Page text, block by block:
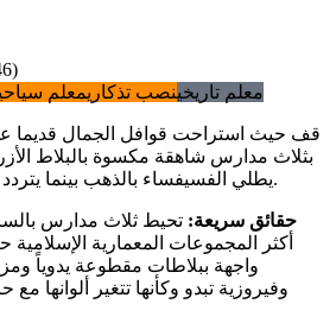
معلم تاريخينصب تذكاريمعلم
قف حيث استراحت قوافل الجمال قديما
بثلاث مدارس شاهقة مكسوة بالبلاط
يطلي الفسيفساء بالذهب بينما يتردد أذان المساء عبر الساحة.
حقائق سريعة: تحيط ثلاث مدارس
أكثر المجموعات المعمارية
واجهة ببلاطات مقطوعة يدوياً
وفيروزية تبدو وكأنها تتغير ألوانها